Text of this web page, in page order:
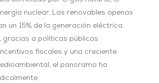
nuclear. Las renovables apenas
un 15% de la generación eléctrica.
gracias a políticas públicas
fiscales y una creciente
el panorama ha